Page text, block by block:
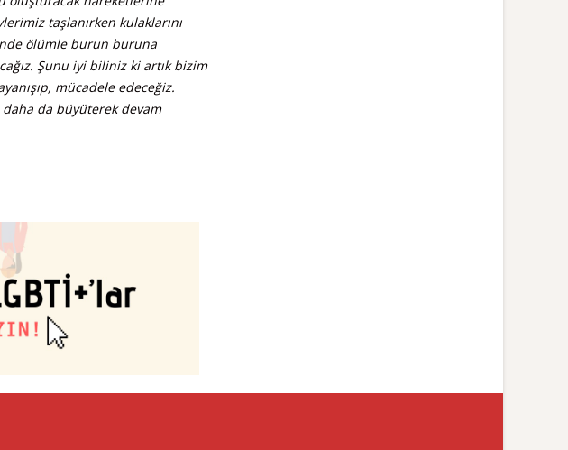
taşlanırken kulaklarını
ölümle burun buruna
Şunu iyi biliniz ki artık bizim
mücadele edeceğiz.
daha da büyüterek devam